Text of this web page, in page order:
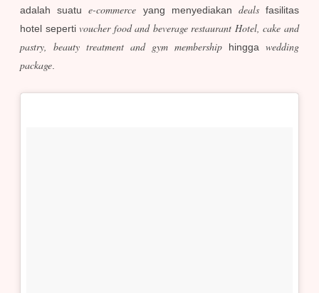
adalah suatue-commerce yang menyediakan dealsfasilitas
hotel sepertivoucher food and beverage restaurant Hotel, cake and
pastry, beauty treatment and gym membership
hingga wedding
package.